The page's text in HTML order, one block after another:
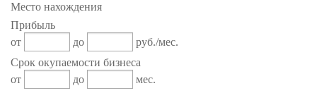
Место нахождения
Прибыль
от
до
руб./мес.
Срок окупаемости бизнеса
от
до
мес.